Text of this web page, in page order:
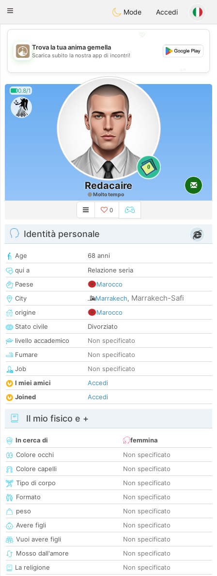
ahebik
Toggle
Mode Accedi
💖
💕
Trova la tua anima gemella
Scarica subito la nostra app di incontri!
0.8/1
0
Redacaire
Molto tempo
0
Identità personale
Age
68 anni
qui a
Relazione seria
Paese
Marocco
City
Marrakech, Marrakech-Safi
origine
Marocco
Stato civile
Divorziato
livello accademico
Non specificato
Fumare
Non specificato
Job
Non specificato
I miei amici
Accedi
Joined
Accedi
Il mio fisico e +
In cerca di
femmina
Colore occhi
Non specificato
Colore capelli
Non specificato
Tipo di corpo
Non specificato
Formato
Non specificato
peso
Non specificato
Avere figli
Non specificato
Vuoi avere figli
Non specificato
Mosso dall'amore
Non specificato
La religione
Non specificato